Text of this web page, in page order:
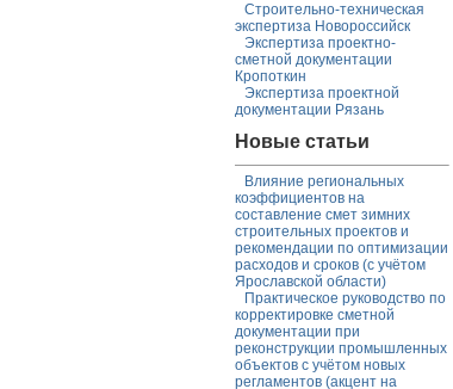
Строительно-техническая
экспертиза Новороссийск
Экспертиза проектно-
сметной документации
Кропоткин
Экспертиза проектной
документации Рязань
Новые статьи
Влияние региональных
коэффициентов на
составление смет зимних
строительных проектов и
рекомендации по оптимизации
расходов и сроков (с учётом
Ярославской области)
Практическое руководство по
корректировке сметной
документации при
реконструкции промышленных
объектов с учётом новых
регламентов (акцент на